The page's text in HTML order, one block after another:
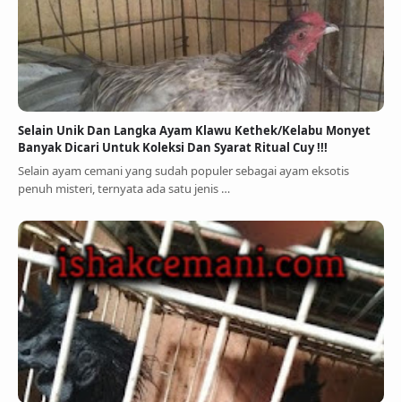
Selain Unik Dan Langka Ayam Klawu Kethek/Kelabu Monyet
Banyak Dicari Untuk Koleksi Dan Syarat Ritual Cuy !!!
Selain ayam cemani yang sudah populer sebagai ayam eksotis
penuh misteri, ternyata ada satu jenis …